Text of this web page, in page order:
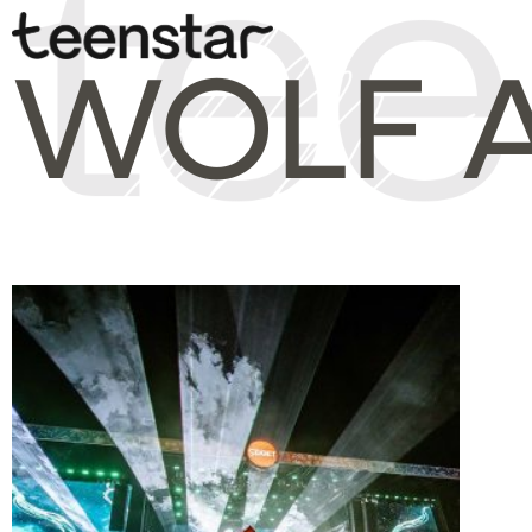
WOLF